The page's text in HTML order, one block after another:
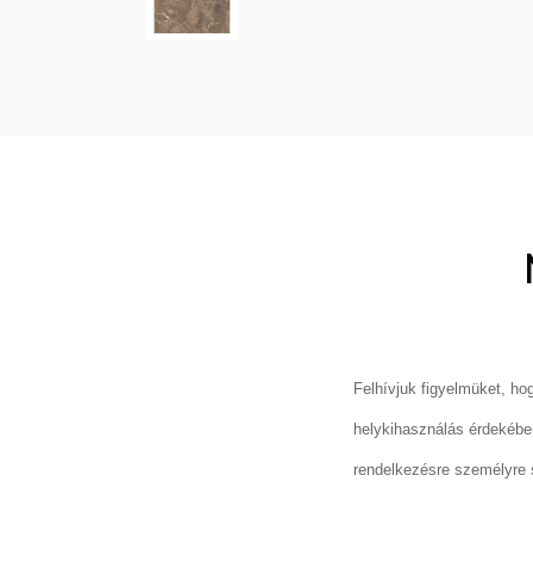
Felhívjuk figyelmüket,
helykihasználás
rendelkezésre